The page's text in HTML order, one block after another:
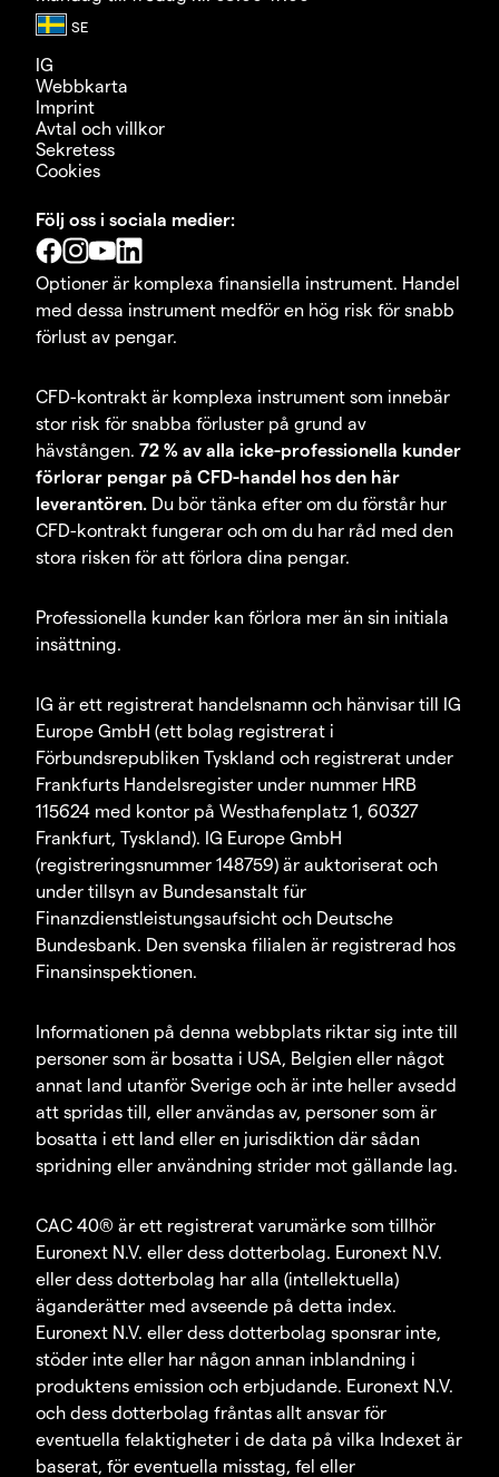
IG
Webbkarta
Imprint
Avtal och villkor
Sekretess
Cookies
Följ oss i sociala medier:
Optioner är komplexa finansiella instrument. Handel
med dessa instrument medför en hög risk för snabb
förlust av pengar.
CFD-kontrakt är komplexa instrument som innebär
stor risk för snabba förluster på grund av
hävstången. 72 % av alla icke-professionella kunder
förlorar pengar på CFD-handel hos den här
leverantören. Du bör tänka efter om du förstår hur
CFD-kontrakt fungerar och om du har råd med den
stora risken för att förlora dina pengar.
Professionella kunder kan förlora mer än sin initiala
insättning.
IG är ett registrerat handelsnamn och hänvisar till IG
Europe GmbH (ett bolag registrerat i
Förbundsrepubliken Tyskland och registrerat under
Frankfurts Handelsregister under nummer HRB
115624 med kontor på Westhafenplatz 1, 60327
Frankfurt, Tyskland). IG Europe GmbH
(registreringsnummer 148759) är auktoriserat och
under tillsyn av Bundesanstalt für
Finanzdienstleistungsaufsicht och Deutsche
Bundesbank. Den svenska filialen är registrerad hos
Finansinspektionen.
Informationen på denna webbplats riktar sig inte till
personer som är bosatta i USA, Belgien eller något
annat land utanför Sverige och är inte heller avsedd
att spridas till, eller användas av, personer som är
bosatta i ett land eller en jurisdiktion där sådan
spridning eller användning strider mot gällande lag.
CAC 40® är ett registrerat varumärke som tillhör
Euronext N.V. eller dess dotterbolag. Euronext N.V.
eller dess dotterbolag har alla (intellektuella)
äganderätter med avseende på detta index.
Euronext N.V. eller dess dotterbolag sponsrar inte,
stöder inte eller har någon annan inblandning i
produktens emission och erbjudande. Euronext N.V.
och dess dotterbolag fråntas allt ansvar för
eventuella felaktigheter i de data på vilka Indexet är
baserat, för eventuella misstag, fel eller